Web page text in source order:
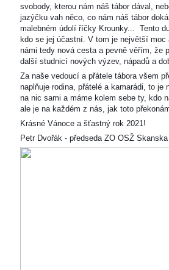
svobody, kterou nám náš tábor dával,
jazýčku vah něco, co nám náš tábor
malebném údolí říčky Krounky... Tento
kdo se jej účastní. V tom je největší
námi tedy nová cesta a pevně věřím, že
další studnicí nových výzev, nápadů a
Za naše vedoucí a přátele tábora všem
naplňuje rodina, přátelé a kamarádi, to
na nic sami a máme kolem sebe ty, kdo
ale je na každém z nás, jak toto
Krásné Vánoce a šťastný rok 2021!
Petr Dvořák - předseda ZO OSŽ